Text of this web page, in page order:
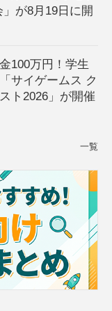
が8月19日に開
100万円！学生
サイゲームス ク
ト2026」が開催
一覧